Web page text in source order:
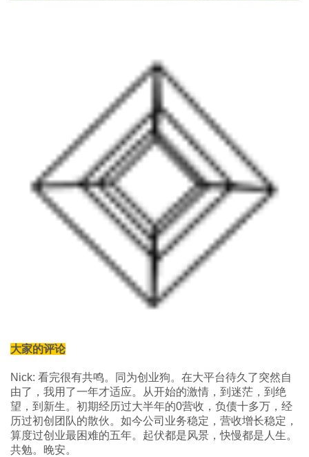
大家的评论
Nick: 看完很有共鸣。同为创业狗。在大平台待久了突然自
由了，我用了一年才适应。从开始的激情，到迷茫，到绝
望，到新生。初期经历过大半年的0营收，负债十多万，经
历过初创团队的散伙。如今公司业务稳定，营收增长稳定，
算度过创业最困难的五年。起伏都是风景，快慢都是人生。
共勉。晚安。